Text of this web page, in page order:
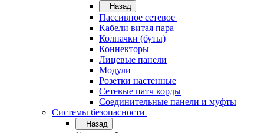
Назад
Пассивное сетевое
Кабели витая пара
Колпачки (буты)
Коннекторы
Лицевые панели
Модули
Розетки настенные
Сетевые патч корды
Соединительные панели и муфты
Системы безопасности
Назад